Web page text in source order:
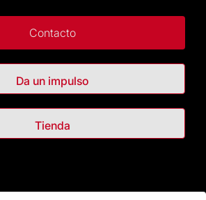
Contacto
Da un impulso
Tienda